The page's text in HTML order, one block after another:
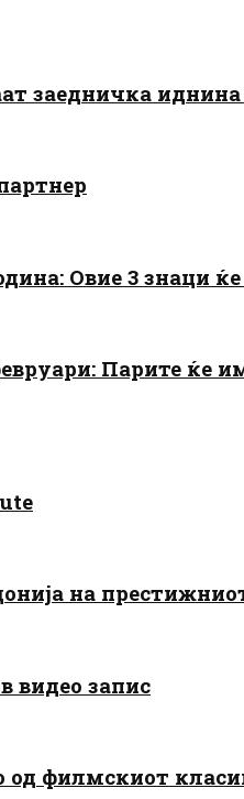
заедничка
Овие 3 знаци
Парите ќе
на
видео запис
од филмскиот